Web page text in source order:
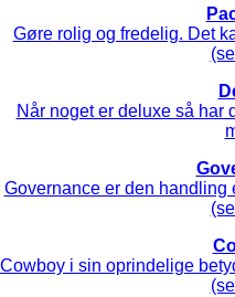
Gøre rolig og fredelig. Det
Når noget er deluxe så har
Governance er den handling
Cowboy i sin oprindelige